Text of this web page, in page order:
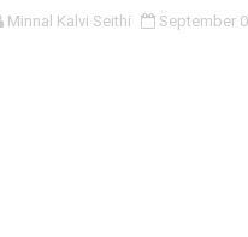
பள்ளி காலை
Minnal Kalvi Seithi September